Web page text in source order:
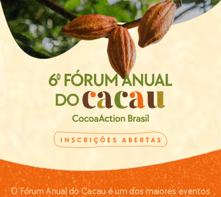
O Fórum Anual do Cacau é um dos maiores eventos